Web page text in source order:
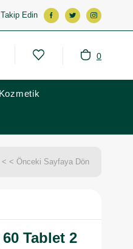
Edin
0
Kozmetik
< < Önceki Sayfaya Dön
Tablet 2